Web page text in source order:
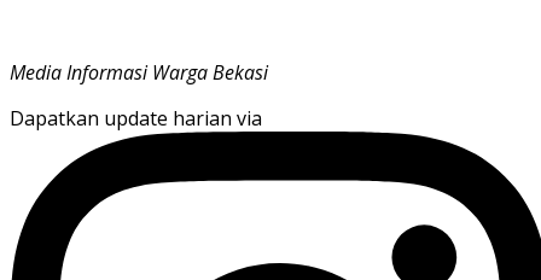
Media Informasi Warga Bekasi
Dapatkan update harian via